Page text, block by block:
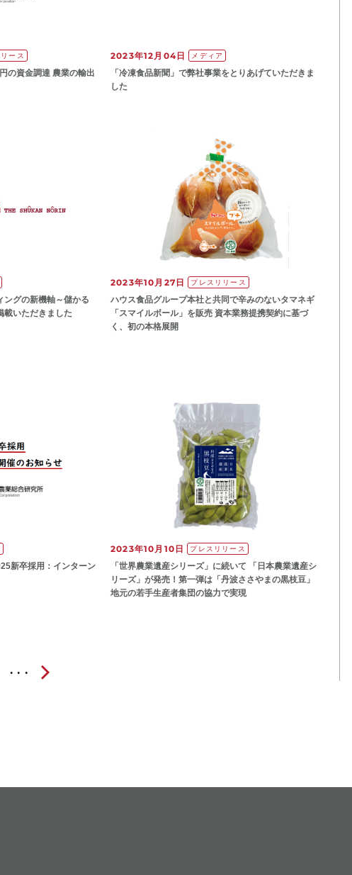
ース
の資金調達 農業の輸出
2023年12月04日 メディア
「冷凍食品新聞」で弊社事業をとりあげていただきま
した
ングの新機軸～儲かる
載いただきました
2023年10月27日 プレスリリース
ハウス食品グループ本社と共同で辛みのないタマネギ
「スマイルボール」を販売 資本業務提携契約に基づ
く、初の本格展開
新卒採用：インターン
2023年10月10日 プレスリリース
「世界農業遺産シリーズ」に続いて 「日本農業遺産シ
リーズ」が発売！第一弾は「丹波ささやまの黒枝豆」
地元の若手生産者集団の協力で実現